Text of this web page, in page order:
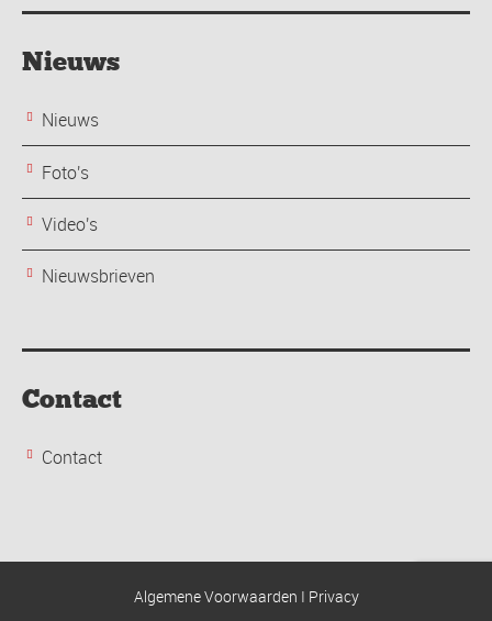
Nieuws
Nieuws
Foto's
Video's
Nieuwsbrieven
Contact
Contact
Algemene Voorwaarden I Privacy